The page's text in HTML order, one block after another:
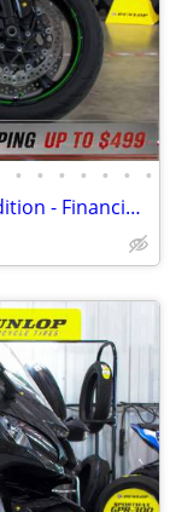
• • • • • • •
2020 Kawasaki Ninja ZX-10R ABS KRT Edition - Financing Available!